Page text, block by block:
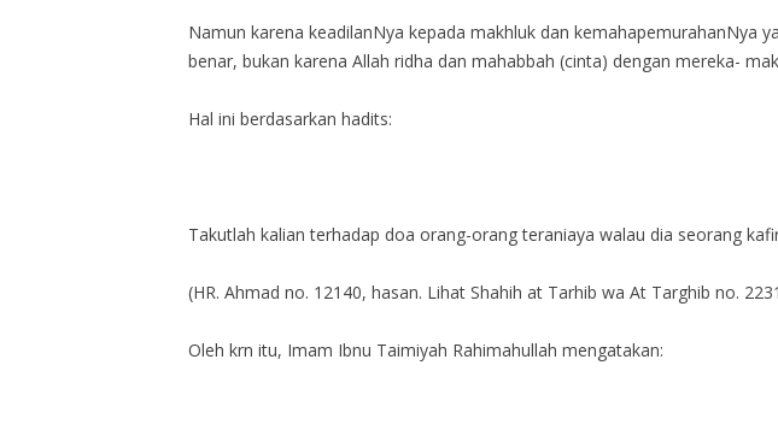
Namun karena keadilanNya kepada makhluk dan kemahapemurahanNya
benar, bukan karena Allah ridha dan mahabbah (cinta) dengan mereka-
Hal ini berdasarkan hadits:
Takutlah kalian terhadap doa orang-orang teraniaya walau dia seorang
(HR. Ahmad no. 12140, hasan. Lihat Shahih at Tarhib wa At Targhib no.
Oleh krn itu, Imam Ibnu Taimiyah Rahimahullah mengatakan: